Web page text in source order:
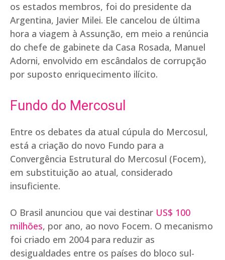
os estados membros, foi do presidente da
Argentina, Javier Milei. Ele cancelou de última
hora a viagem à Assunção, em meio a renúncia
do chefe de gabinete da Casa Rosada, Manuel
Adorni, envolvido em escândalos de corrupção
por suposto enriquecimento ilícito.
Fundo do Mercosul
Entre os debates da atual cúpula do Mercosul,
está a criação do novo Fundo para a
Convergência Estrutural do Mercosul (Focem),
em substituição ao atual, considerado
insuficiente.
O Brasil anunciou que vai destinar US$ 100
milhões, por ano, ao novo Focem. O mecanismo
foi criado em 2004 para reduzir as
desigualdades entre os países do bloco sul-